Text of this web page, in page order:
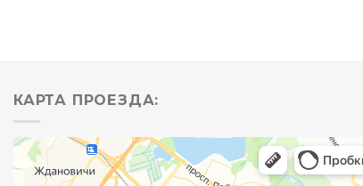
КАРТА ПРОЕЗДА: